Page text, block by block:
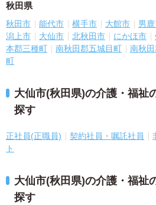
秋田県
秋田市 能代市 横手市 大館市 男
潟上市
大仙市 北秋田市 にかほ市
本郡三種町
南秋田郡五城目町 南秋
町
大仙市(秋田県)の介護・福祉
探す
正社員(正職員) 契約社員・嘱託社員
ト
大仙市(秋田県)の介護・福祉
探す